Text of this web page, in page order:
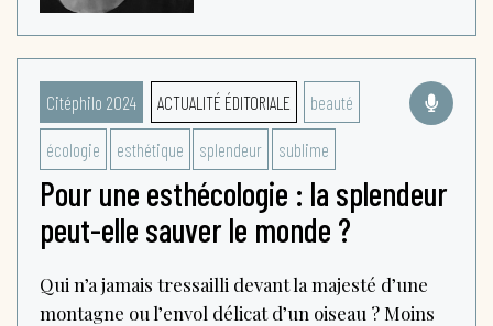
Citéphilo 2024 ACTUALITÉ ÉDITORIALE beauté
écologie esthétique splendeur sublime
Pour une esthécologie : la splendeur
peut-elle sauver le monde ?
Qui n’a jamais tressailli devant la majesté d’une
montagne ou l’envol délicat d’un oiseau ? Moins